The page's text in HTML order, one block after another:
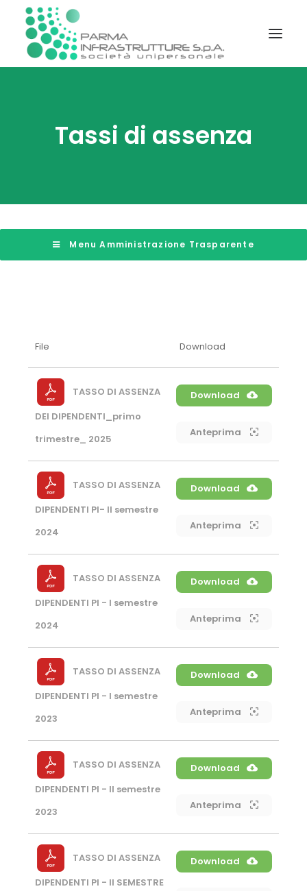
SOCIETÀ TRASPARENTE
RICERCA DOCUMENTI
Tassi di assenza
Menu Amministrazione Trasparente
File Download
TASSO DI ASSENZA
DEI DIPENDENTI_primo
trimestre_ 2025
Download
Anteprima
TASSO DI ASSENZA
DIPENDENTI PI- II semestre
2024
Download
Anteprima
TASSO DI ASSENZA
DIPENDENTI PI - I semestre
2024
Download
Anteprima
TASSO DI ASSENZA
DIPENDENTI PI - I semestre
2023
Download
Anteprima
TASSO DI ASSENZA
DIPENDENTI PI - II semestre
2023
Download
Anteprima
TASSO DI ASSENZA
DIPENDENTI PI - II SEMESTRE
Download